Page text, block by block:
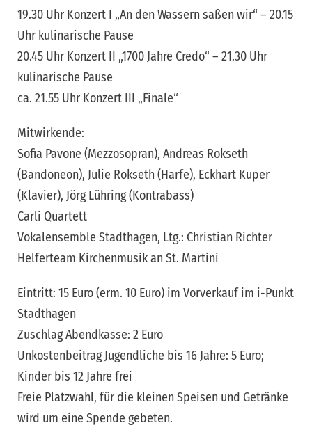
19.30 Uhr Konzert I „An den Wassern saßen wir“ – 20.15
Uhr kulinarische Pause
20.45 Uhr Konzert II „1700 Jahre Credo“ – 21.30 Uhr
kulinarische Pause
ca. 21.55 Uhr Konzert III „Finale“
Mitwirkende:
Sofia Pavone (Mezzosopran), Andreas Rokseth
(Bandoneon), Julie Rokseth (Harfe), Eckhart Kuper
(Klavier), Jörg Lühring (Kontrabass)
Carli Quartett
Vokalensemble Stadthagen, Ltg.: Christian Richter
Helferteam Kirchenmusik an St. Martini
Eintritt: 15 Euro (erm. 10 Euro) im Vorverkauf im i-Punkt
Stadthagen
Zuschlag Abendkasse: 2 Euro
Unkostenbeitrag Jugendliche bis 16 Jahre: 5 Euro;
Kinder bis 12 Jahre frei
Freie Platzwahl, für die kleinen Speisen und Getränke
wird um eine Spende gebeten.